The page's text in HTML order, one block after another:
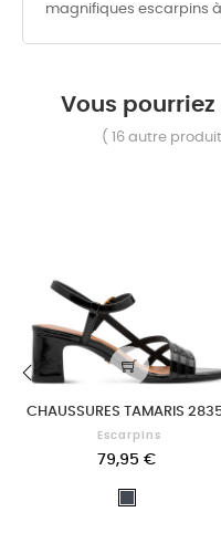
magnifiques escarpins
Vous
( 16 autre
CHAUSSURES TAMARIS
Escarpins
79,95 €
‹